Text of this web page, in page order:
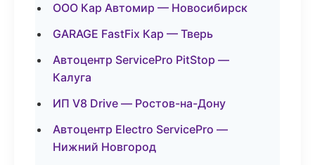
ООО Кар Автомир — Новосибирск
GARAGE FastFix Кар — Тверь
Автоцентр ServicePro PitStop —
Калуга
ИП V8 Drive — Ростов-на-Дону
Автоцентр Electro ServicePro —
Нижний Новгород